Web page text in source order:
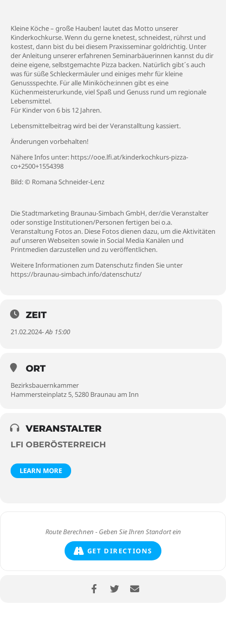
Kleine Köche – große Hauben! lautet das Motto unserer
Kinderkochkurse. Wenn du gerne knetest, schneidest, rührst und
kostest, dann bist du bei diesem Praxisseminar goldrichtig. Unter
der Anleitung unserer erfahrenen Seminarbäuerinnen kannst du dir
deine eigene, selbstgemachte Pizza backen. Natürlich gibt´s auch
was für süße Schleckermäuler und einiges mehr für kleine
Genussspechte. Für alle Miniköche:innen gibt es eine
Küchenmeisterurkunde, viel Spaß und Genuss rund um regionale
Lebensmittel.
Für Kinder von 6 bis 12 Jahren.
Lebensmittelbeitrag wird bei der Veranstalltung kassiert.
Änderungen vorbehalten!
Nähere Infos unter: https://ooe.lfi.at/kinderkochkurs-pizza-
co+2500+1554398
Bild: © Romana Schneider-Lenz
Die Stadtmarketing Braunau-Simbach GmbH, der/die Veranstalter
oder sonstige Institutionen/Personen fertigen bei o.a.
Veranstaltung Fotos an. Diese Fotos dienen dazu, um die Aktivitäten
auf unseren Webseiten sowie in Social Media Kanälen und
Printmedien darzustellen und zu veröffentlichen.
Weitere Informationen zum Datenschutz finden Sie unter
https://braunau-simbach.info/datenschutz/
ZEIT
21.02.2024- Ab 15:00
ORT
Bezirksbauernkammer
Hammersteinplatz 5, 5280 Braunau am Inn
VERANSTALTER
LFI OBERÖSTERREICH
LEARN MORE
GET DIRECTIONS